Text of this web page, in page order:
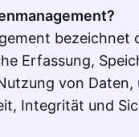
bezeichnet
Erfassung,
von Daten,
Integrität und